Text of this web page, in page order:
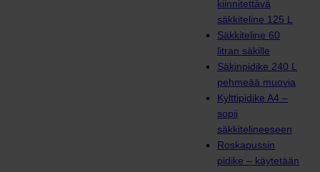
kiinnitettävä
säkkiteline 125 L
Säkkiteline 60
litran säkille
Säkinpidike 240 L
pehmeää muovia
Kylttipidike A4 –
sopii
säkkitelineeseen
Roskapussin
pidike – käytetään